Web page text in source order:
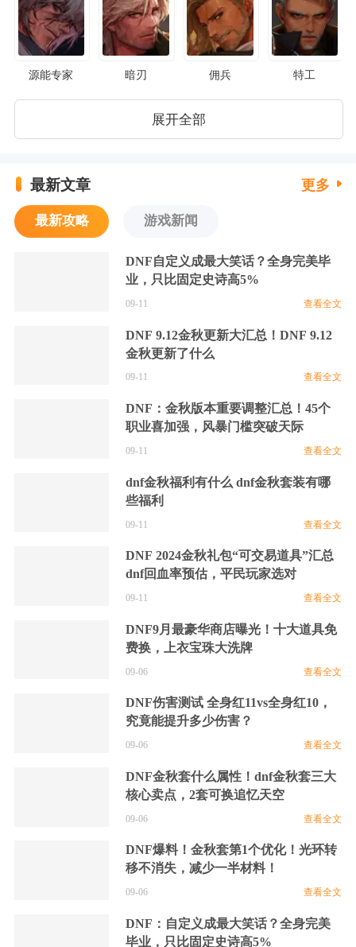
源能专家 暗刃 佣兵 特工
暗枪 关羽
忍者 死灵 刺客
巫女
蓝拳 奶爸
女弹药 男漫游
展开全部
最新文章 更多
最新攻略 游戏新闻
DNF自定义成最大笑话？全身完美毕
业，只比固定史诗高5%
09-11 查看全文
DNF 9.12金秋更新大汇总！DNF 9.12
金秋更新了什么
09-11 查看全文
DNF：金秋版本重要调整汇总！45个
职业喜加强，风暴门槛突破天际
09-11 查看全文
dnf金秋福利有什么 dnf金秋套装有哪
些福利
09-11 查看全文
DNF 2024金秋礼包“可交易道具”汇总
dnf回血率预估，平民玩家选对
09-11 查看全文
DNF9月最豪华商店曝光！十大道具免
费换，上衣宝珠大洗牌
09-06 查看全文
DNF伤害测试 全身红11vs全身红10，
究竟能提升多少伤害？
09-06 查看全文
DNF金秋套什么属性！dnf金秋套三大
核心卖点，2套可换追忆天空
09-06 查看全文
DNF爆料！金秋套第1个优化！光环转
移不消失，减少一半材料！
09-06 查看全文
DNF：自定义成最大笑话？全身完美
毕业，只比固定史诗高5%